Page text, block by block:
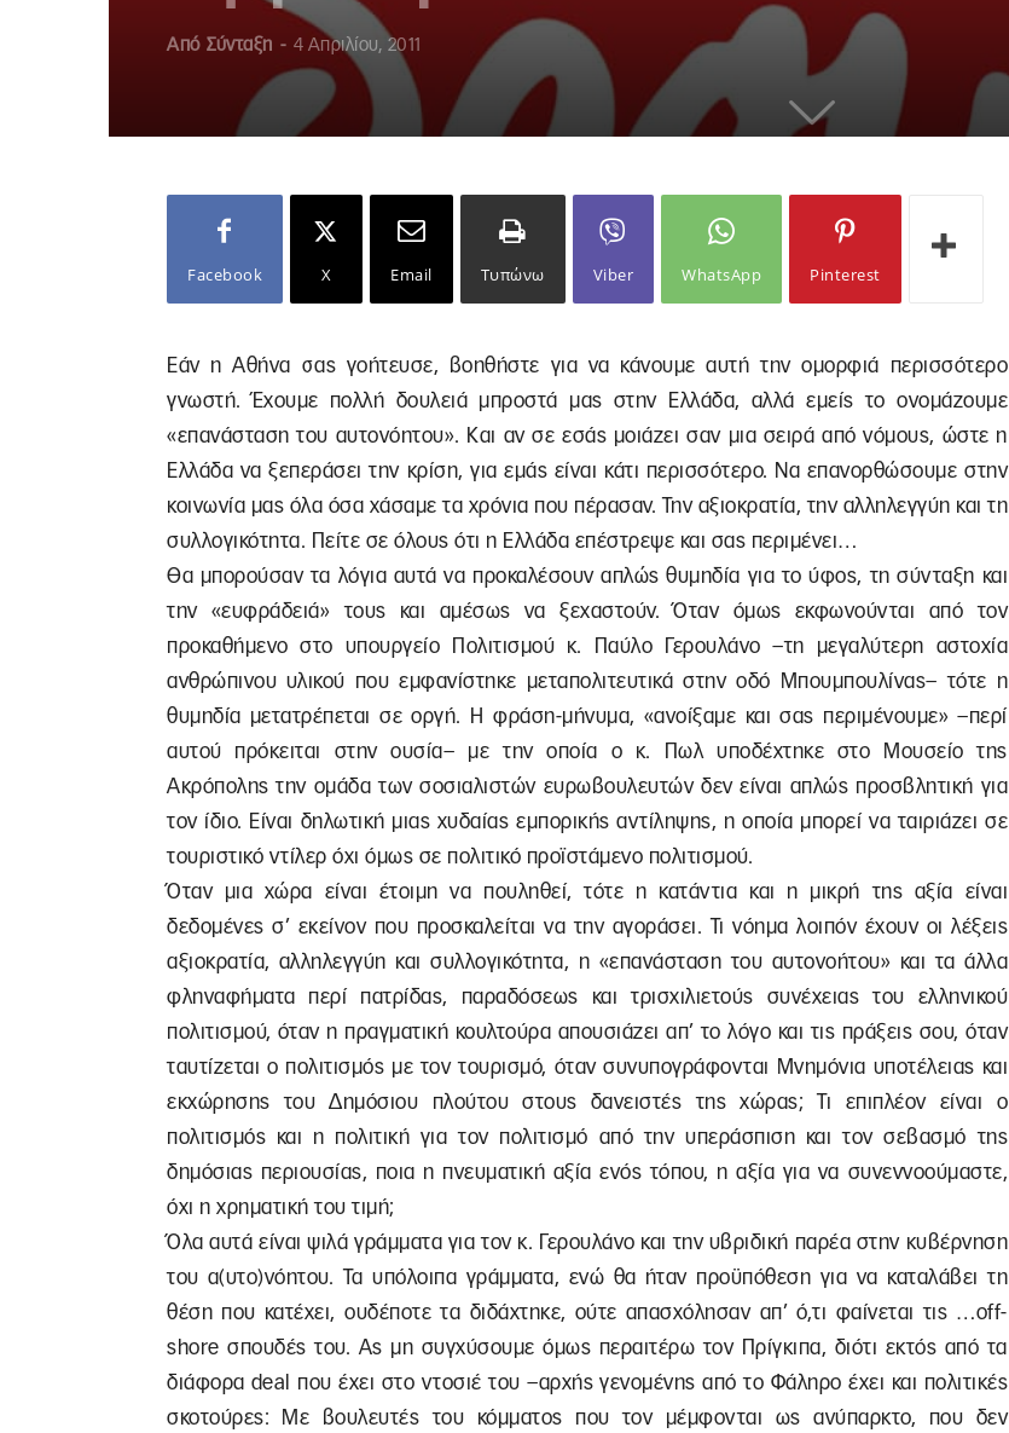
Από Σύνταξη - 4 Απριλίου, 2011
Facebook X Email Τυπώνω Viber WhatsApp Pinterest
Εάν η Αθήνα σας γοήτευσε, βοηθήστε για να κάνουμε αυτή την ομορφιά περισσότερο
γνωστή. Έχουμε πολλή δουλειά μπροστά μας στην Ελλάδα, αλλά εμείς το ονομάζουμε
«επανάσταση του αυτονόητου». Και αν σε εσάς μοιάζει σαν μια σειρά από νόμους, ώστε η
Ελλάδα να ξεπεράσει την κρίση, για εμάς είναι κάτι περισσότερο. Να επανορθώσουμε στην
κοινωνία μας όλα όσα χάσαμε τα χρόνια που πέρασαν. Την αξιοκρατία, την αλληλεγγύη και τη
συλλογικότητα. Πείτε σε όλους ότι η Ελλάδα επέστρεψε και σας περιμένει…
Θα μπορούσαν τα λόγια αυτά να προκαλέσουν απλώς θυμηδία για το ύφος, τη σύνταξη και
την «ευφράδειά» τους και αμέσως να ξεχαστούν. Όταν όμως εκφωνούνται από τον
προκαθήμενο στο υπουργείο Πολιτισμού κ. Παύλο Γερουλάνο –τη μεγαλύτερη αστοχία
ανθρώπινου υλικού που εμφανίστηκε μεταπολιτευτικά στην οδό Μπουμπουλίνας– τότε η
θυμηδία μετατρέπεται σε οργή. Η φράση-μήνυμα, «ανοίξαμε και σας περιμένουμε» –περί
αυτού πρόκειται στην ουσία– με την οποία ο κ. Πωλ υποδέχτηκε στο Μουσείο της
Ακρόπολης την ομάδα των σοσιαλιστών ευρωβουλευτών δεν είναι απλώς προσβλητική για
τον ίδιο. Είναι δηλωτική μιας χυδαίας εμπορικής αντίληψης, η οποία μπορεί να ταιριάζει σε
τουριστικό ντίλερ όχι όμως σε πολιτικό προϊστάμενο πολιτισμού.
Όταν μια χώρα είναι έτοιμη να πουληθεί, τότε η κατάντια και η μικρή της αξία είναι
δεδομένες σ’ εκείνον που προσκαλείται να την αγοράσει. Τι νόημα λοιπόν έχουν οι λέξεις
αξιοκρατία, αλληλεγγύη και συλλογικότητα, η «επανάσταση του αυτονοήτου» και τα άλλα
φληναφήματα περί πατρίδας, παραδόσεως και τρισχιλιετούς συνέχειας του ελληνικού
πολιτισμού, όταν η πραγματική κουλτούρα απουσιάζει απ’ το λόγο και τις πράξεις σου, όταν
ταυτίζεται ο πολιτισμός με τον τουρισμό, όταν συνυπογράφονται Μνημόνια υποτέλειας και
εκχώρησης του Δημόσιου πλούτου στους δανειστές της χώρας; Τι επιπλέον είναι ο
πολιτισμός και η πολιτική για τον πολιτισμό από την υπεράσπιση και τον σεβασμό της
δημόσιας περιουσίας, ποια η πνευματική αξία ενός τόπου, η αξία για να συνεννοούμαστε,
όχι η χρηματική του τιμή;
Όλα αυτά είναι ψιλά γράμματα για τον κ. Γερουλάνο και την υβριδική παρέα στην κυβέρνηση
του α(υτο)νόητου. Τα υπόλοιπα γράμματα, ενώ θα ήταν προϋπόθεση για να καταλάβει τη
θέση που κατέχει, ουδέποτε τα διδάχτηκε, ούτε απασχόλησαν απ’ ό,τι φαίνεται τις …off-
shore σπουδές του. Ας μη συγχύσουμε όμως περαιτέρω τον Πρίγκιπα, διότι εκτός από τα
διάφορα deal που έχει στο ντοσιέ του –αρχής γενομένης από το Φάληρο έχει και πολιτικές
σκοτούρες: Με βουλευτές του κόμματος που τον μέμφονται ως ανύπαρκτο, που δεν